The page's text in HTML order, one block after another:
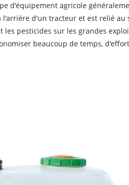
d'équipement agricole
l'arrière d'un tracteur et est relié
pesticides sur les grandes
beaucoup de temps,